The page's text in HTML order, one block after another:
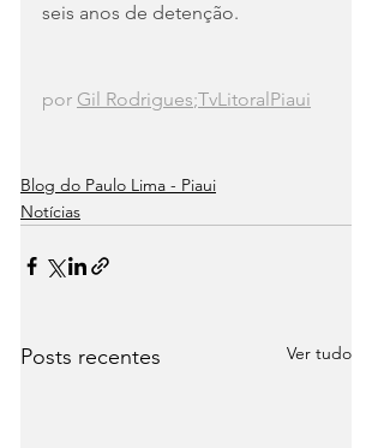
seis anos de detenção.
por Gil Rodrigues;TvLitoralPiaui
Blog do Paulo Lima - Piaui
Notícias
Posts recentes Ver tudo